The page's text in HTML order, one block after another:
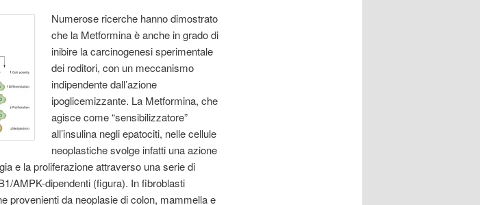
Numerose ricerche hanno dimostrato
che la Metformina è anche in grado di
inibire la carcinogenesi sperimentale
dei roditori, con un meccanismo
indipendente dall’azione
ipoglicemizzante. La Metformina, che
agisce come “sensibilizzatore”
all’insulina negli epatociti, nelle cellule
neoplastiche svolge infatti una azione
e la proliferazione attraverso una serie di
AMPK-dipendenti (figura). In fibroblasti
provenienti da neoplasie di colon, mammella e